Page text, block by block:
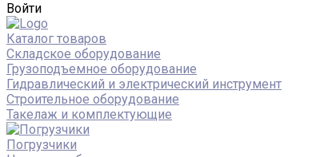
Войти
Каталог товаров
Складское оборудование
Грузоподъемное оборудование
Гидравлический и электрический инструмент
Строительное оборудование
Такелаж и комплектующие
Погрузчики